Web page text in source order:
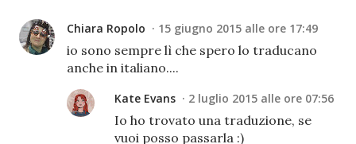
Chiara Ropolo 15 giugno 2015 alle ore 17:49
io sono sempre lì che spero lo traducano
anche in italiano....
Kate Evans 2 luglio 2015 alle ore 07:56
Io ho trovato una traduzione, se
vuoi posso passarla :)